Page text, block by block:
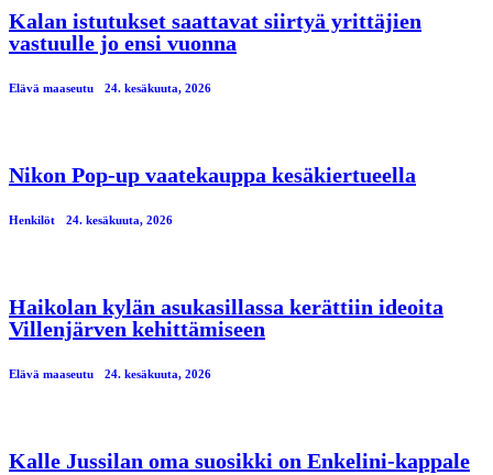
Kalan istutukset saattavat siirtyä yrittäjien
vastuulle jo ensi vuonna
Elävä maaseutu 24. kesäkuuta, 2026
Nikon Pop-up vaatekauppa kesäkiertueella
Henkilöt 24. kesäkuuta, 2026
Haikolan kylän asukasillassa kerättiin ideoita
Villenjärven kehittämiseen
Elävä maaseutu 24. kesäkuuta, 2026
Kalle Jussilan oma suosikki on Enkelini-kappale